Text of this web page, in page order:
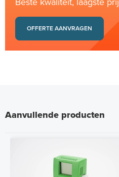
OFFERTE AANVRAGEN
Aanvullende producten